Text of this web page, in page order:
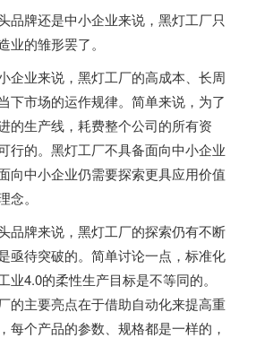
品牌还是中小企业来说，黑灯工厂只
业的雏形罢了。
企业来说，黑灯工厂的高成本、长周
下市场的运作规律。简单来说，为了
的生产线，耗费整个公司的所有资
行的。黑灯工厂不具备面向中小企业
向中小企业仍需要探索更具应用价值
念。
品牌来说，黑灯工厂的探索仍有不断
亟待突破的。简单讨论一点，标准化
业4.0的柔性生产目标是不等同的。
的主要亮点在于借助自动化来提高重
每个产品的参数、规格都是一样的，